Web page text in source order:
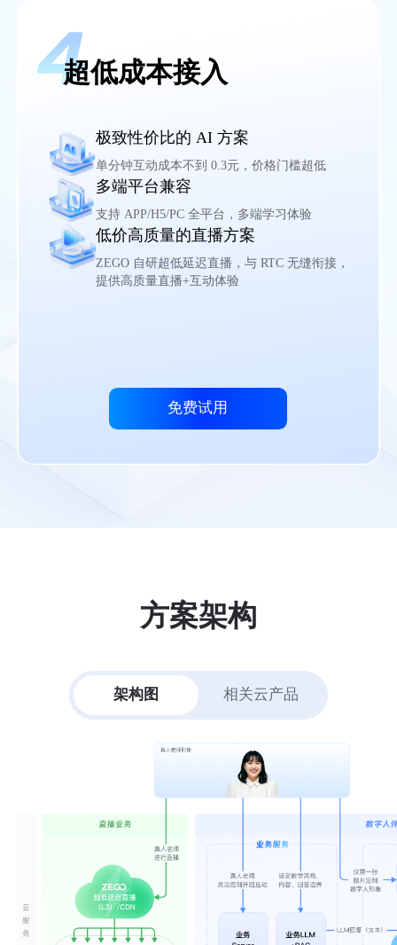
超低成本接入
免费试用
极致性价比的 AI 方案
单分钟互动成本不到 0.3元，价格门槛超低
多端平台兼容
支持 APP/H5/PC 全平台，多端学习体验
低价高质量的直播方案
ZEGO 自研超低延迟直播，与 RTC 无缝衔接，
提供高质量直播+互动体验
方案架构
架构图 相关云产品